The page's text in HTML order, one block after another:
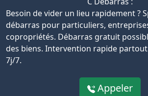
Besoin de vider un lieu rapidement ?
débarras pour particuliers,
copropriétés. Débarras gratuit
des biens. Intervention rapide partout
7j/7.
Appeler